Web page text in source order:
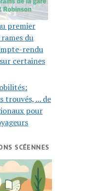
premier
du
rendu
certaines
trouvés, ... de
pour
SCÉENNES